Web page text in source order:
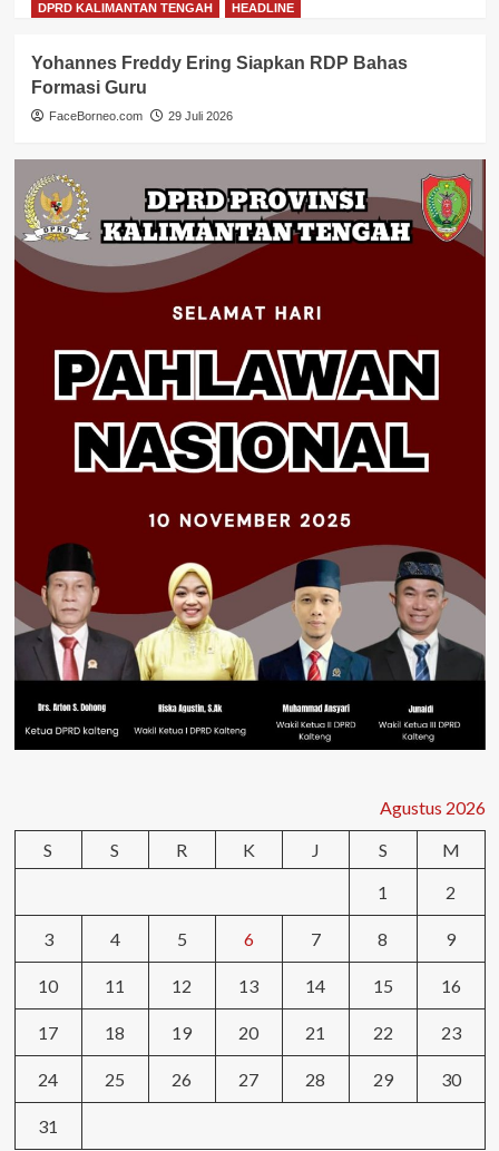
DPRD KALIMANTAN TENGAH
HEADLINE
Yohannes Freddy Ering Siapkan RDP Bahas
Formasi Guru
FaceBorneo.com 29 Juli 2026
Agustus 2026
S
S R K J S
M
1
2
3 4 5 6 7 8 9
10 11 12 13 14 15 16
17 18 19 20 21 22 23
24 25 26 27 28 29 30
31